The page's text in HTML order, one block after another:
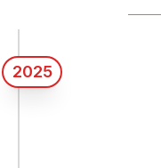
2025